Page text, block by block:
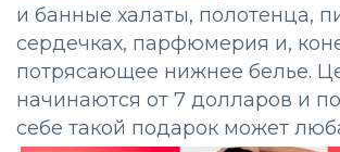
и банные халаты, полотенца,
сердечках, парфюмерия и,
потрясающее нижнее белье.
начинаются от 7 долларов и
себе такой подарок может